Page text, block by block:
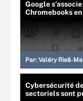
Google
Chromebooks
Par: Valéry Rieß-
Cybersécurité
sectoriels sont